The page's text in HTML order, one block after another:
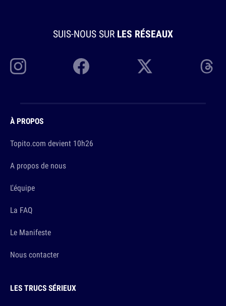
SUIS-NOUS SUR LES RÉSEAUX
À PROPOS
Topito.com devient 10h26
A propos de nous
L'équipe
La FAQ
Le Manifeste
Nous contacter
LES TRUCS SÉRIEUX